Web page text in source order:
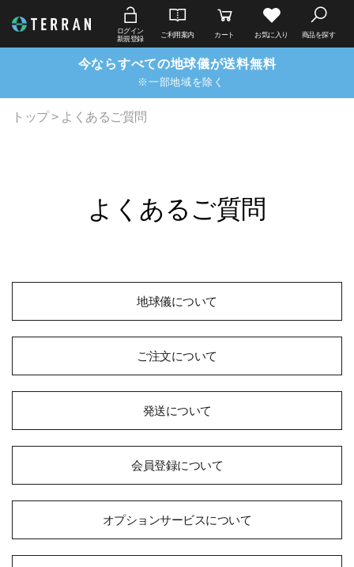
ログイン
新規登録
ご利用案内 カート お気に入り 商品を探す
今ならすべての地球儀が送料無料
※一部地域を除く
トップ> よくあるご質問
よくあるご質問
地球儀について
ご注文について
発送について
会員登録について
オプションサービスについて